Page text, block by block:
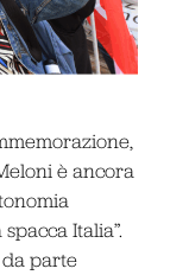
è ancora
Italia”.
parte